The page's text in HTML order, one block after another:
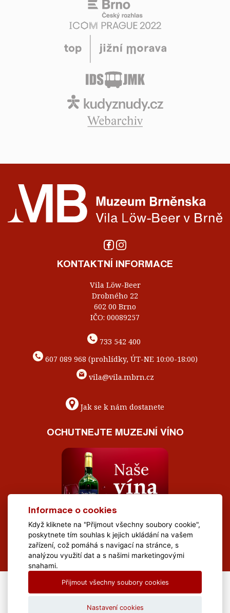
KONTAKTNÍ INFORMACE
Vila Löw-Beer
Drobného 22
602 00 Brno
IČO: 00089257
733 542 400
607 089 968 (prohlídky, ÚT-NE 10:00-18:00)
vila@vila.mbrn.cz
Jak se k nám dostanete
OCHUTNEJTE MUZEJNÍ VÍNO
All Rights Reserved Muzeum Brněnska © 2020, Webdesign by
Informace o cookies
Když kliknete na "Přijmout všechny soubory cookie",
poskytnete tím souhlas k jejich ukládání na vašem
zařízení, což pomáhá s navigací na stránce, s
analýzou využití dat a s našimi marketingovými
snahami.
Přijmout všechny soubory cookies
Nastavení cookies